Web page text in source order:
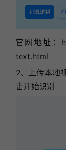
官网地址：
text.html
2、上传本地
击开始识别